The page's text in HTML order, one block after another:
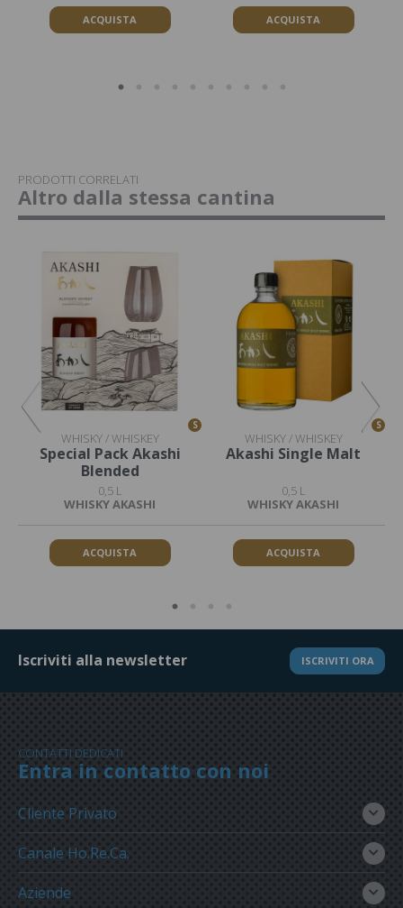
ACQUISTA ACQUISTA
PRODOTTI CORRELATI
Altro dalla stessa cantina
S
WHISKY / WHISKEY
Special Pack Akashi
Blended
0,5 L
WHISKY AKASHI
ACQUISTA
S
WHISKY / WHISKEY
Akashi Single Malt
0,5 L
WHISKY AKASHI
ACQUISTA
Iscriviti alla newsletter ISCRIVITI ORA
CONTATTI DEDICATI
Entra in contatto con noi
Cliente Privato
Canale Ho.Re.Ca.
Aziende